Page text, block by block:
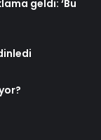
geldi: ‘Bu